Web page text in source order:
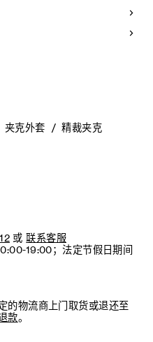
夹克外套 精裁夹克
或 联系客服
19:00；法定节假日期间
的物流商上门取货或退还至
款。